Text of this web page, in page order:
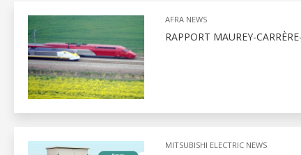
AFRA NEWS
RAPPORT MAUREY-
MITSUBISHI ELECTRIC NEWS